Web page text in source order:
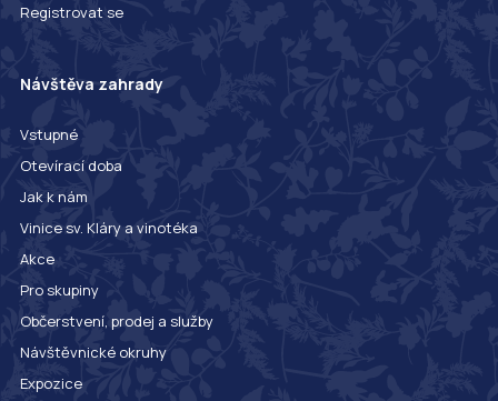
Registrovat se
Návštěva zahrady
Vstupné
Otevírací doba
Jak k nám
Vinice sv. Kláry a vinotéka
Akce
Pro skupiny
Občerstvení, prodej a služby
Návštěvnické okruhy
Expozice